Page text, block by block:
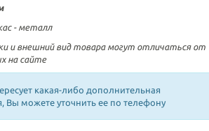
- металл
и внешний вид товара могут отличаться от
на сайте
какая-либо дополнительная
Вы можете уточнить ее по телефону